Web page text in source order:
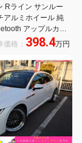
Rライン サンルー
アルミホイール 純
アップルカー
メラ 純正前後ドライ
コントロール
価格： 398.4万円